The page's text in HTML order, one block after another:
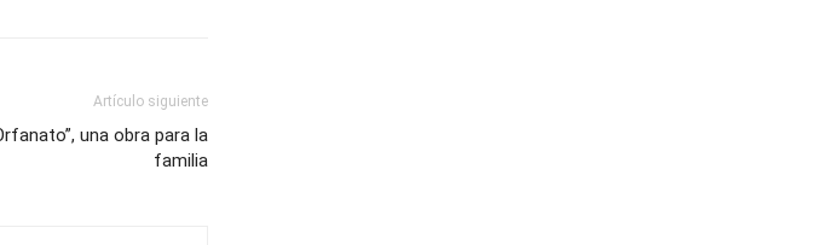
Artículo siguiente
una obra para la
familia